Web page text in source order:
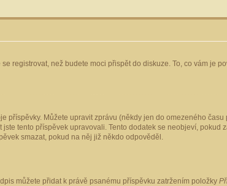
registrovat, než budete moci přispět do diskuze. To, co vám je
Můžete upravit zprávu (někdy jen do omezeného
tento příspěvek upravovali. Tento dodatek se neobjeví,
smazat, pokud na něj již někdo odpověděl.
můžete přidat k právě psanému příspěvku zatržením položky